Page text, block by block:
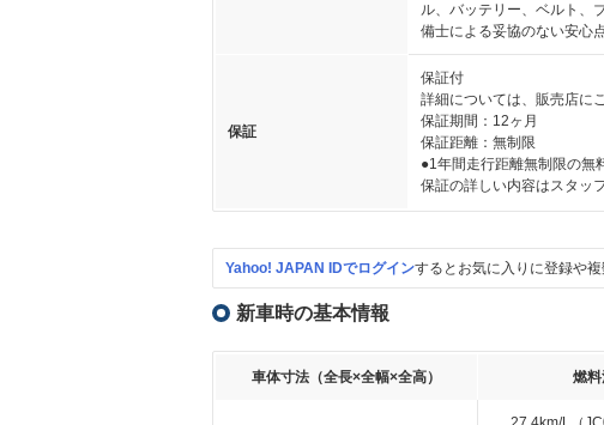
ル、バッテリー、ベルト、
備士による妥協のない安心
保証
保証付
詳細については、販売店に
保証期間：12ヶ月
保証距離：無制限
●1年間走行距離無制限の無
保証の詳しい内容はスタッ
Yahoo! JAPAN IDでログインするとお気に入りに登録や
新車時の基本情報
車体寸法（全長×全幅×全高） 燃